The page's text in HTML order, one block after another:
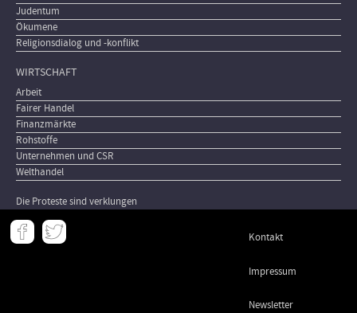
Judentum
Ökumene
Religionsdialog und -konflikt
WIRTSCHAFT
Arbeit
Fairer Handel
Finanzmärkte
Rohstoffe
Unternehmen und CSR
Welthandel
Die Proteste sind verklungen
Meta
- Kontakt
Impressum
Newsletter